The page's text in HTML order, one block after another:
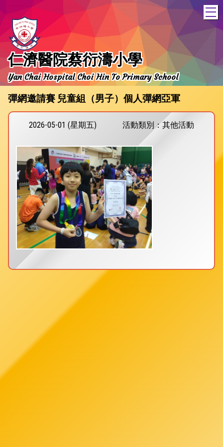
仁濟醫院蔡衍濤小學
Yan Chai Hospital Choi Hin To Primary School
彈網邀請賽 兒童組（男子）個人彈網亞軍
2026-05-01 (星期五) 活動類別：其他活動